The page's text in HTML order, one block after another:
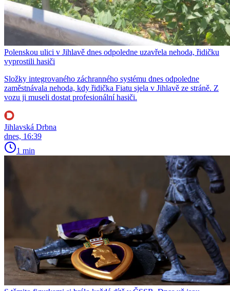
Polenskou ulici v Jihlavě dnes odpoledne uzavřela nehoda, řidičku
vyprostili hasiči
Složky integrovaného záchranného systému dnes odpoledne
zaměstnávala nehoda, kdy řidička Fiatu sjela v Jihlavě ze stráně. Z
vozu ji museli dostat profesionální hasiči.
Jihlavská Drbna
dnes, 16:39
1 min